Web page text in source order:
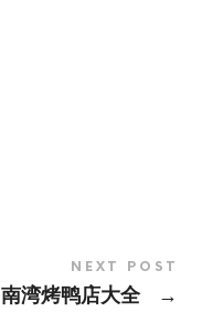
NEXT POST
南湾烤鸭店大全 →